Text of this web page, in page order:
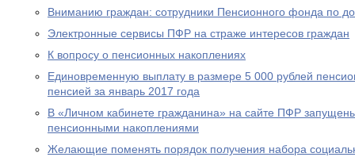
Вниманию граждан: сотрудники Пенсионного фонда по
Электронные сервисы ПФР на страже интересов граждан
К вопросу о пенсионных накоплениях
Единовременную выплату в размере 5 000 рублей
пенсией за январь 2017 года
В «Личном кабинете гражданина» на сайте ПФР
пенсионными накоплениями
Желающие поменять порядок получения набора